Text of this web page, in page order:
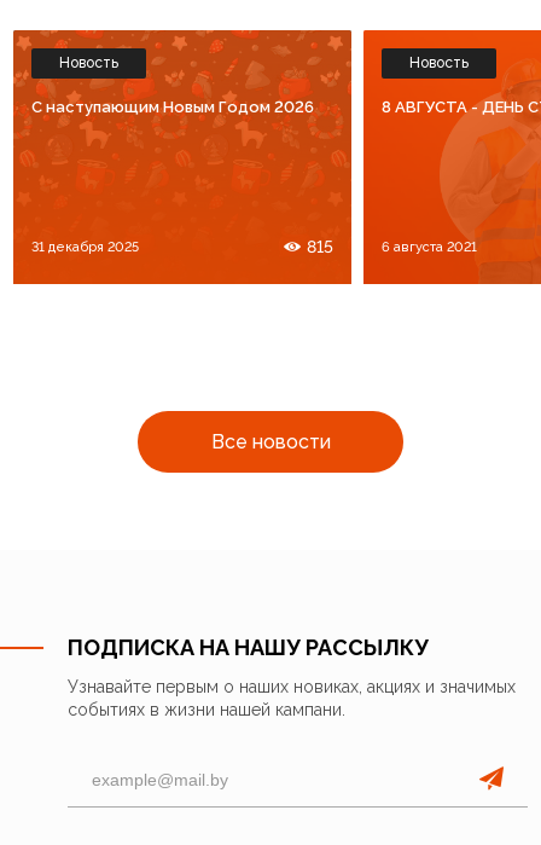
Все новости
Новость
C наступающим Новым Годом 2026
31 декабря 2025 815
Новость
8 АВГУСТА - ДЕНЬ
6 августа 2021
ПОДПИСКА НА НАШУ РАССЫЛКУ
Узнавайте первым о наших новиках, акциях и значимых
событиях в жизни нашей кампани.